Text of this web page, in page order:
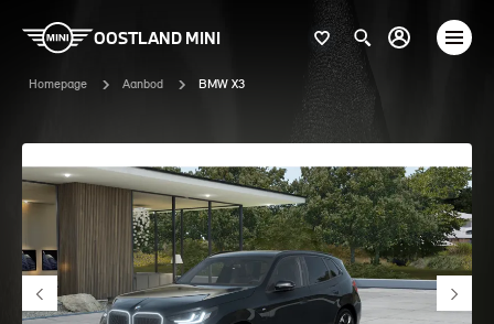
OOSTLAND MINI
Homepage Aanbod BMW X3